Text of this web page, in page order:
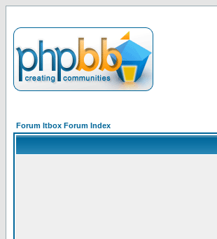
Forum Itbox Forum Index